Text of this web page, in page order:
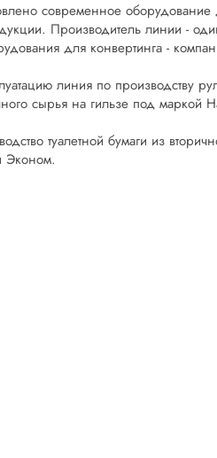
современное оборудование
Производитель линии -
для конвертинга -
линия по производству
сырья на гильзе под маркой
туалетной бумаги из
Эконом.